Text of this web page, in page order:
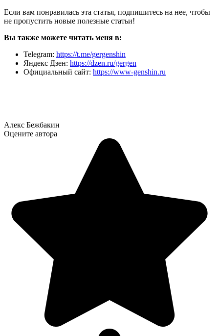
Если вам понравилась эта статья, подпишитесь на нее, чтобы
не пропустить новые полезные статьи!
Вы также можете читать меня в:
Telegram: https://t.me/gergenshin
Яндекс Дзен: https://dzen.ru/gergen
Официальный сайт: https://www-genshin.ru
Алекс Бежбакин
Оцените автора